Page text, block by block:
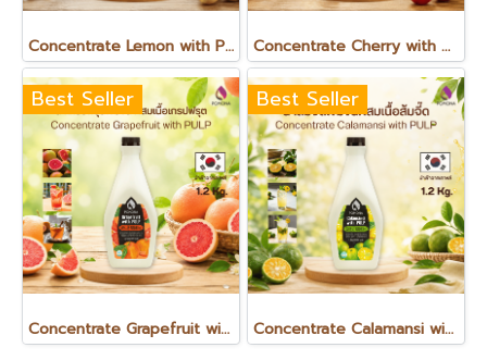
Concentrate Lemon with PULP เลมอน วิท พัลพ์ น้ำเลมอนเข้มข้นผสมเนื้อเลมอน 1.2 Kg. Concentrate Cherry with PULP เชอร์รี วิท พัลพ์ น้ำเชอร์รีเข้มข้นผสมเนื้อเชอร์รี 1.2 Kg.
Best Seller
Concentrate Grapefruit with PULP เกรปฟรุต วิท พัลพ์ น้ำเกรปฟรุตเข้มข้นผสมเนื้อเกรปฟรุต 1.2 Kg.
Best Seller
Concentrate Calamansi with PULP คาลามันซี น้ำส้มจี๊ดเข้มข้น ผสมเนื้อส้มจี๊ด 1.2 kg